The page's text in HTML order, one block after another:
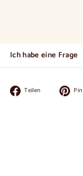
Ich habe eine Frage
Teilen
Facebook